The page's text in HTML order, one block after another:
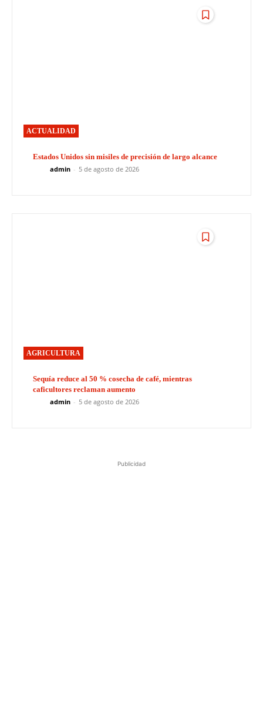
ACTUALIDAD
Estados Unidos sin misiles de precisión de largo alcance
admin - 5 de agosto de 2026
AGRICULTURA
Sequía reduce al 50 % cosecha de café, mientras
caficultores reclaman aumento
admin - 5 de agosto de 2026
Publicidad